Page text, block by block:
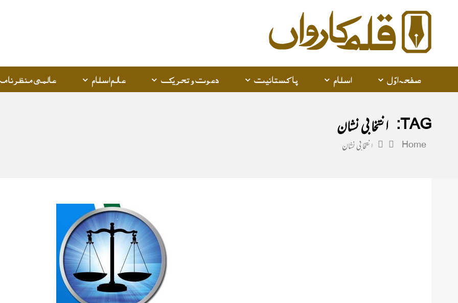
Karwan
صفحہ اوّل اسلام پاکستانیت دعوت و تحریک عالم اسلام عالمی
TAG: انتخابی نشان
Home انتخابی نشان